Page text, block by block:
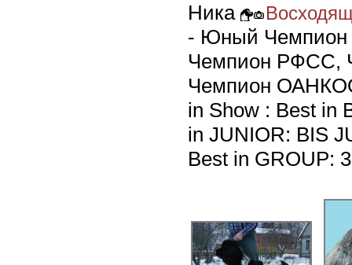
Ника
- Юный Чемпион
Чемпион РФСС,
Чемпион
in Show : Best in
in JUNIOR: BIS
Best in GROUP: